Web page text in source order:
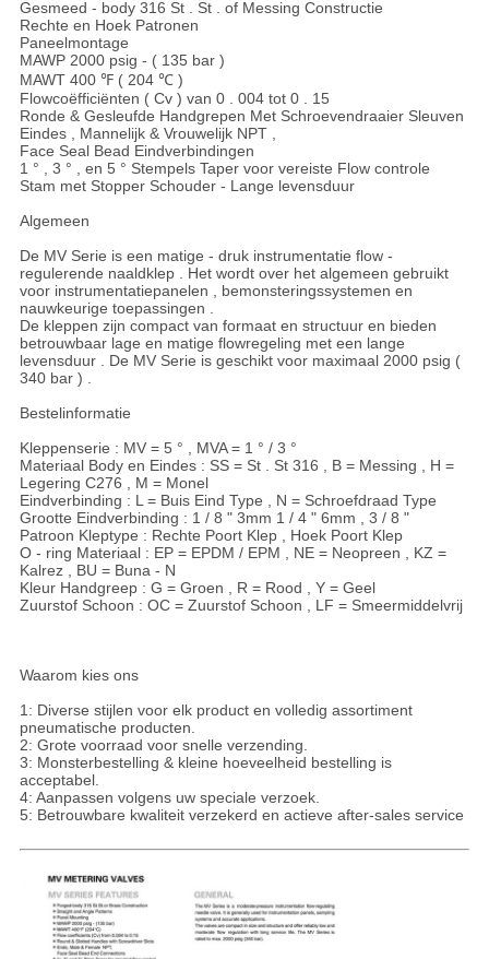
Gesmeed - body 316 St . St . of Messing Constructie
Rechte en Hoek Patronen
Paneelmontage
MAWP 2000 psig - ( 135 bar )
MAWT 400 ℉ ( 204 ℃ )
Flowcoëfficiënten ( Cv ) van 0 . 004 tot 0 . 15
Ronde & Gesleufde Handgrepen Met Schroevendraaier Sleuven
Eindes , Mannelijk & Vrouwelijk NPT ,
Face Seal Bead Eindverbindingen
1 ° , 3 ° , en 5 ° Stempels Taper voor vereiste Flow controle
Stam met Stopper Schouder - Lange levensduur
Algemeen
De MV Serie is een matige - druk instrumentatie flow -
regulerende naaldklep . Het wordt over het algemeen gebruikt
voor instrumentatiepanelen , bemonsteringssystemen en
nauwkeurige toepassingen .
De kleppen zijn compact van formaat en structuur en bieden
betrouwbaar lage en matige flowregeling met een lange
levensduur . De MV Serie is geschikt voor maximaal 2000 psig (
340 bar ) .
Bestelinformatie
Kleppenserie : MV = 5 ° , MVA = 1 ° / 3 °
Materiaal Body en Eindes : SS = St . St 316 , B = Messing , H =
Legering C276 , M = Monel
Eindverbinding : L = Buis Eind Type , N = Schroefdraad Type
Grootte Eindverbinding : 1 / 8 " 3mm 1 / 4 " 6mm , 3 / 8 "
Patroon Kleptype : Rechte Poort Klep , Hoek Poort Klep
O - ring Materiaal : EP = EPDM / EPM , NE = Neopreen , KZ =
Kalrez , BU = Buna - N
Kleur Handgreep : G = Groen , R = Rood , Y = Geel
Zuurstof Schoon : OC = Zuurstof Schoon , LF = Smeermiddelvrij
Waarom kies ons
1: Diverse stijlen voor elk product en volledig assortiment
pneumatische producten.
2: Grote voorraad voor snelle verzending.
3: Monsterbestelling & kleine hoeveelheid bestelling is
acceptabel.
4: Aanpassen volgens uw speciale verzoek.
5: Betrouwbare kwaliteit verzekerd en actieve after-sales service